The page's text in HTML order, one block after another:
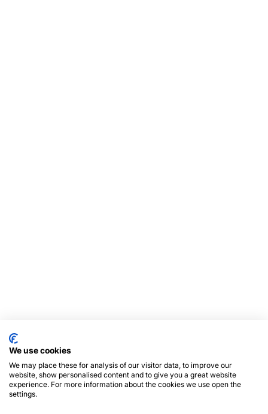
We use cookies
We may place these for analysis of our visitor data, to improve our
website, show personalised content and to give you a great website
experience. For more information about the cookies we use open the
settings.